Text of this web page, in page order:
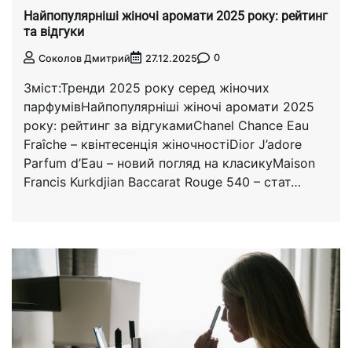
Найпопулярніші жіночі аромати 2025 року: рейтинг
та відгуки
Соколов Дмитрий 27.12.2025 0
Зміст:Тренди 2025 року серед жіночих
парфумівНайпопулярніші жіночі аромати 2025
року: рейтинг за відгукамиChanel Chance Eau
Fraîche – квінтесенція жіночностіDior J’adore
Parfum d’Eau – новий погляд на класикуMaison
Francis Kurkdjian Baccarat Rouge 540 – стат…